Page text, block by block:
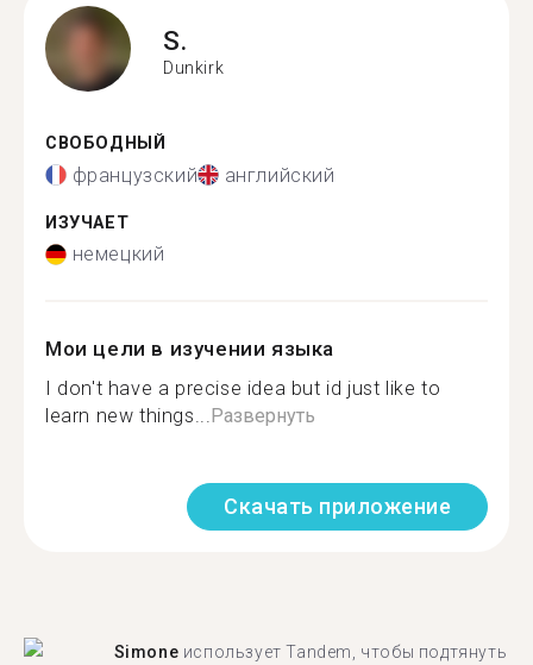
S.
Dunkirk
СВОБОДНЫЙ
французский английский
ИЗУЧАЕТ
немецкий
Мои цели в изучении языка
I don't have a precise idea but id just like to
learn new things...Развернуть
Скачать приложение
Simone использует Tandem, чтобы подтянуть